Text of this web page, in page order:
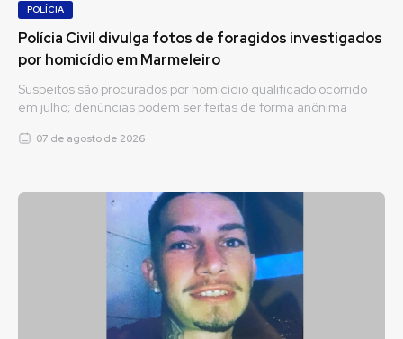
POLÍCIA
Polícia Civil divulga fotos de foragidos investigados
por homicídio em Marmeleiro
Suspeitos são procurados por homicídio qualificado ocorrido
em julho; denúncias podem ser feitas de forma anônima
07 de agosto de 2026